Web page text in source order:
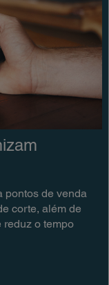
pontos de venda
corte, além de
reduz o tempo